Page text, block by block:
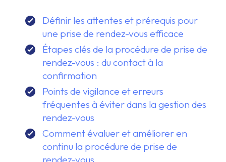
Définir les attentes et prérequis pour
une prise de rendez-vous efficace
Étapes clés de la procédure de prise de
rendez-vous : du contact à la
confirmation
Points de vigilance et erreurs
fréquentes à éviter dans la gestion des
rendez-vous
Comment évaluer et améliorer en
continu la procédure de prise de
rendez-vous